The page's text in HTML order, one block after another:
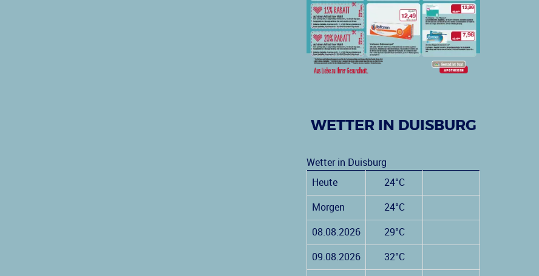
WETTER IN DUISBURG
Wetter in Duisburg
Heute
24°C
Morgen 24°C
08.08.2026 29°C
09.08.2026 32°C